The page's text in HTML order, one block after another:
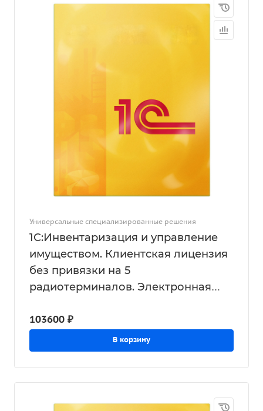
Универсальные специализированные решения
1С:Инвентаризация и управление
имуществом. Клиентская лицензия
без привязки на 5
радиотерминалов. Электронная
103600 ₽
В корзину